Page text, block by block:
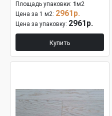
Площадь упаковки: 1 м2
Цена за 1 м2: 2961р.
Цена за упаковку: 2961р.
Купить